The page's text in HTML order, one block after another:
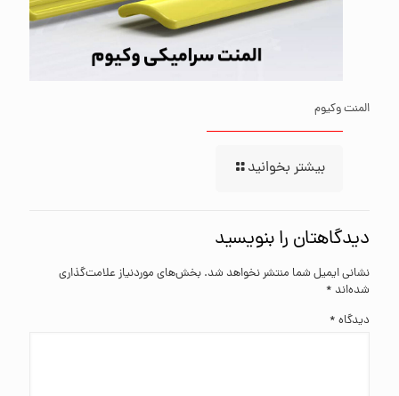
المنت وکیوم
بیشتر بخوانید
دیدگاهتان را بنویسید
نشانی ایمیل شما منتشر نخواهد شد. بخش‌های موردنیاز علامت‌گذاری
شده‌اند *
دیدگاه *